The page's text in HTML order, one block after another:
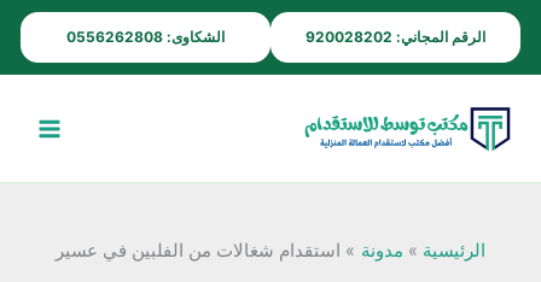
الرقم المجاني: 920028202 الشكاوى: 0556262808
تخطي
إلى
المحتوى
الرئيسية مدونة استقدام شغالات من الفلبين في عسير